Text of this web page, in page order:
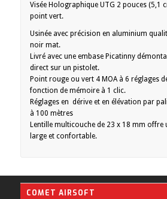
Visée Holographique UTG 2 pouces (5,1
point vert.
Usinée avec précision en aluminium
noir mat.
Livré avec une embase Picatinny
direct sur un pistolet.
Point rouge ou vert 4 MOA à 6 réglages
fonction de mémoire à 1 clic.
Réglages en dérive et en élévation par
à 100 mètres
Lentille multicouche de 23 x 18 mm offre
large et confortable.
COMET AIRSOFT